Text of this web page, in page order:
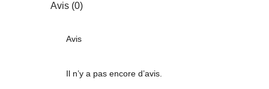
Avis (0)
Avis
Il n’y a pas encore d’avis.